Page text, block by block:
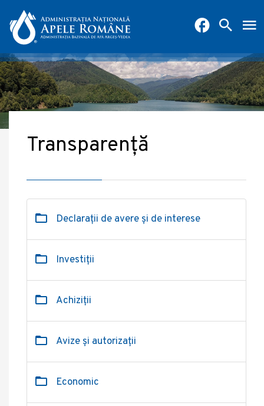
Transparență
Declarații de avere și de interese
Investiții
Achiziții
Avize și autorizații
Economic